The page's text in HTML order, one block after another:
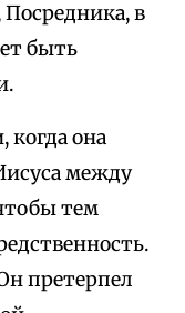
Посредника, в
быть
когда она
между
тем
претерпел